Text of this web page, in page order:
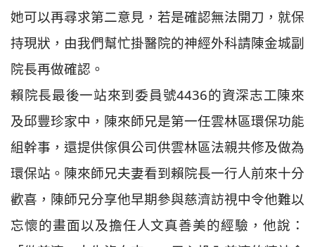
她可以再尋求第二意見，若是確認無法開刀，就保
持現狀，由我們幫忙掛醫院的神經外科請陳金城副
院長再做確認。
賴院長最後一站來到委員號4436的資深志工陳來
及邱豐珍家中，陳來師兄是第一任雲林區環保功能
組幹事，還提供傢俱公司供雲林區法親共修及做為
環保站。陳來師兄夫妻看到賴院長一行人前來十分
歡喜，陳師兄分享他早期參與慈濟訪視中令他難以
忘懷的畫面以及擔任人文真善美的經驗，他說：